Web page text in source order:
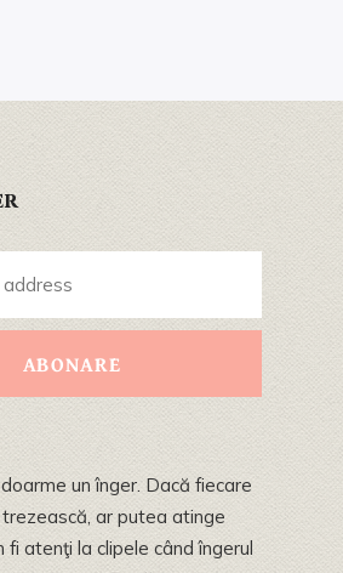
ABONARE
un înger. Dacă fiecare
ar putea atinge
fi atenţi la clipele când îngerul